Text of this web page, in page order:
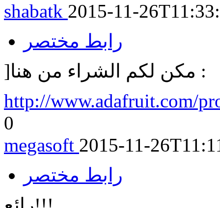
shabatk 2015-11-
رابط مختصر
]مكن لكم الشراء من هنا :
http://www.adafruit.com/
0
megasoft 2015-11-
رابط مختصر